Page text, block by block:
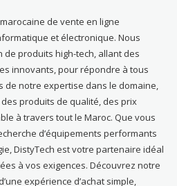
de vente en ligne
et électronique. Nous
produits high-tech, allant des
innovants, pour répondre à tous
de notre expertise dans le domaine,
produits de qualité, des prix
à travers tout le Maroc. Que vous
d’équipements performants
DistyTech est votre partenaire idéal
à vos exigences. Découvrez notre
expérience d’achat simple,